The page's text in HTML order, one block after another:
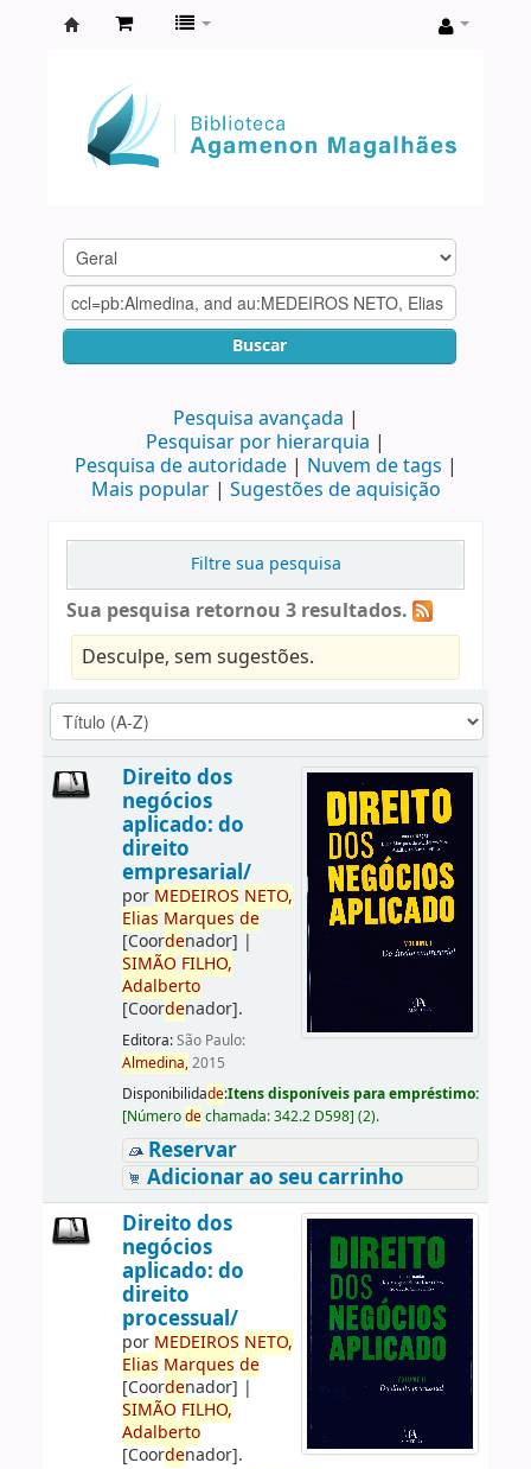
Agamenon
Magalhães
Buscar
Pesquisa avançada
Pesquisar por hierarquia
Pesquisa de autoridade
Nuvem de tags
Mais popular
Sugestões de aquisição
Filtre sua pesquisa
Sua pesquisa retornou 3 resultados.
Desculpe, sem sugestões.
Direito dos
negócios
aplicado: do
direito
empresarial/
por MEDEIROS NETO,
Elias Marques de
[Coordenador] |
SIMÃO FILHO,
Adalberto
[Coordenador].
Editora:São Paulo:
Almedina,2015
Disponibilidade:Itens disponíveis para empréstimo:
[Númerodechamada:342.2 D598] (2).
Reservar
Adicionar ao seu carrinho
Direito dos
negócios
aplicado: do
direito
processual/
por MEDEIROS NETO,
Elias Marques de
[Coordenador] |
SIMÃO FILHO,
Adalberto
[Coordenador].